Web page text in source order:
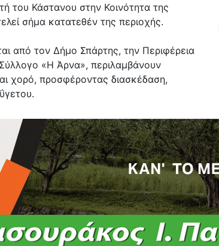
του Κάστανου στην Κοινότητα της
σήμα κατατεθέν της περιοχής.
από τον Δήμο Σπάρτης, την Περιφέρεια
«Η Άρνα», περιλαμβάνουν
χορό, προσφέροντας διασκέδαση,